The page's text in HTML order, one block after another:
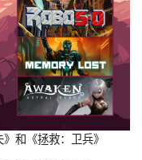
和《拯救：卫兵》